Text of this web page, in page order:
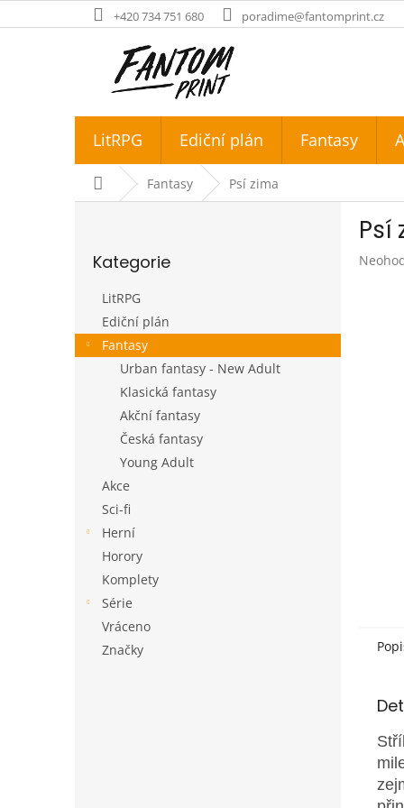
na
+420 734 751 680 poradime@fantomprint.cz
LitRPG Ediční plán Fantasy
Domů Fantasy Psí zima
n
kategorie
Kategorie
LitRPG
Ediční plán
Fantasy
Urban fantasy - New Adult
Klasická fantasy
Akční fantasy
Česká fantasy
Young Adult
Akce
Sci-fi
Herní
Horory
Komplety
Série
Vráceno
Značky
Psí